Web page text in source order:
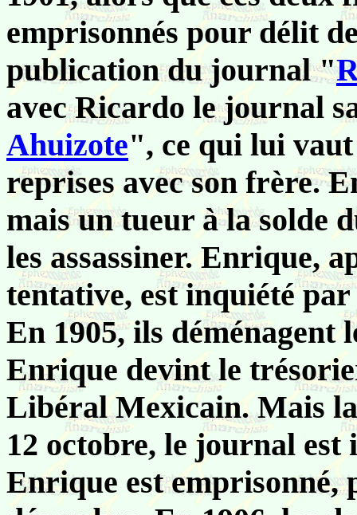
emprisonnés pour délit
publication du journal "
avec Ricardo le journal
Ahuizote", ce qui lui
reprises avec son frère.
mais un tueur à la solde
les assassiner. Enrique,
tentative, est inquiété
En 1905, ils
Enrique devint le
Libéral Mexicain. Mais la
12 octobre, le journal
Enrique est emprisonné,